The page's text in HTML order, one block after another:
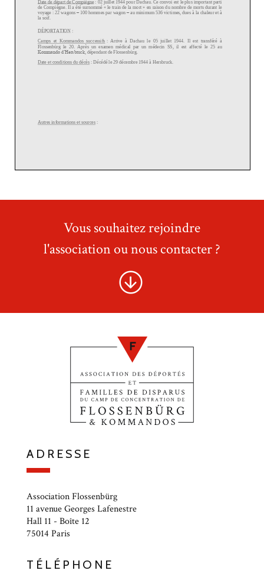
Vous souhaitez rejoindre
l'association ou nous contacter ?
ADRESSE
Association Flossenbürg
11 avenue Georges Lafenestre
Hall 11 - Boîte 12
75014 Paris
TÉLÉPHONE